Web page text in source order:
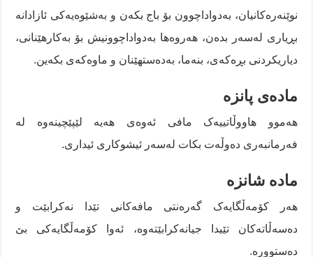
نوێنەرەکانیان، بەدواداچوون بۆ باج بکەن و بەشێوەیەکی ئازادانە
بڕیاری لەسەر بدەن، هەروەها بەدواداچوونیش بۆ بەکارهێنانی،
دیاریکردنی بڕەکەی، بنەما، بەدەستهێنان و ماوەکەی بکەین.
مادەی پانزە
هەموو هاووڵاتییەک مافی ئەوەی هەیە لێپێچینەوە لە
فەرمانبەری دەوڵەت بکات لەسەر ئیشوکاری ئیداری.
مادە شانزە
هەر کۆمەڵگایەک گەرەنتی مافەکانی تێدا نەکرابێت و
دەسەڵاتەکان تێیدا جیانەکرابێتەوە، ئەوا کۆمەڵگایەکی بێ
دەستوورە.